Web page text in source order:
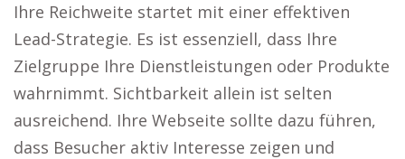
Ihre Reichweite startet mit einer effektiven
Lead-Strategie. Es ist essenziell, dass Ihre
Zielgruppe Ihre Dienstleistungen oder Produkte
wahrnimmt. Sichtbarkeit allein ist selten
ausreichend. Ihre Webseite sollte dazu führen,
dass Besucher aktiv Interesse zeigen und